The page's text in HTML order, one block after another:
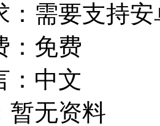
需要支持
免费
中文
暂无资料